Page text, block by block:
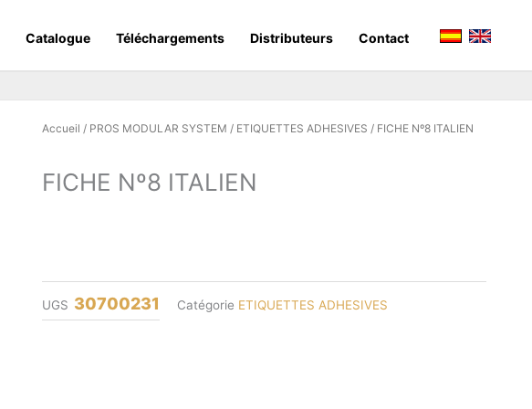
Catalogue Téléchargements Distributeurs Contact
Accueil / PROS MODULAR SYSTEM / ETIQUETTES ADHESIVES / FICHE Nº8 ITALIEN
FICHE Nº8 ITALIEN
UGS 30700231 Catégorie ETIQUETTES ADHESIVES